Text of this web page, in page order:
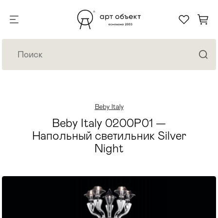
Beby Italy
Beby Italy 0200P01 —
Напольный светильник Silver
Night